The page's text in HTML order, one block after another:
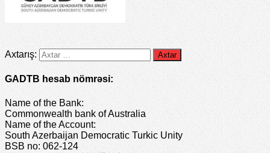
Axtarış:
GADTB hesab nömrəsi:
Name of the Bank:
Commonwealth bank of Australia
Name of the Account:
South Azerbaijan Democratic Turkic Unity
BSB no: 062-124